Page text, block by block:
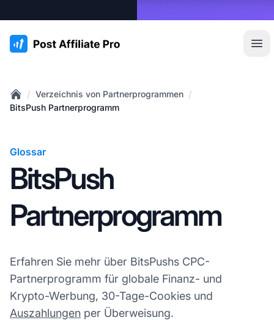
:site.title
Home
/ Verzeichnis von Partnerprogrammen /
BitsPush Partnerprogramm
Glossar
BitsPush
Partnerprogramm
Erfahren Sie mehr über BitsPushs CPC-
Partnerprogramm für globale Finanz- und
Krypto-Werbung, 30-Tage-Cookies und
Auszahlungen per Überweisung.